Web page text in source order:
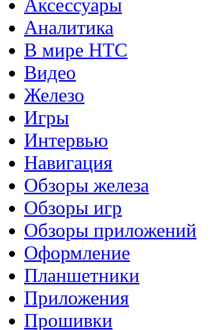
Аксессуары
Аналитика
В мире HTC
Видео
Железо
Игры
Интервью
Навигация
Обзоры железа
Обзоры игр
Обзоры приложений
Оформление
Планшетники
Приложения
Прошивки